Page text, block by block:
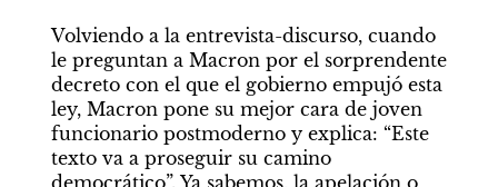
Volviendo a la entrevista-discurso, cuando
le preguntan a Macron por el sorprendente
decreto con el que el gobierno empujó esta
ley, Macron pone su mejor cara de joven
funcionario postmoderno y explica: “Este
texto va a proseguir su camino